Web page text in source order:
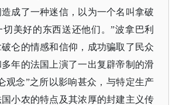
成了一种迷信，以为一个名叫拿破
美好的东西送还他们。”波拿巴利
仑的情感和信仰，成功骗取了民众
年的法国上演了一出复辟帝制的滑
观念”之所以影响甚众，与特定生产
小农的特点及其浓厚的封建主义传